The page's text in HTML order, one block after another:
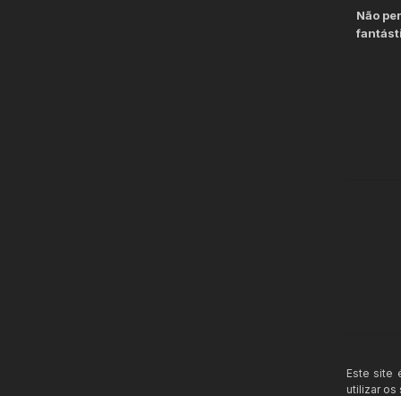
Não
Este site
utilizar os